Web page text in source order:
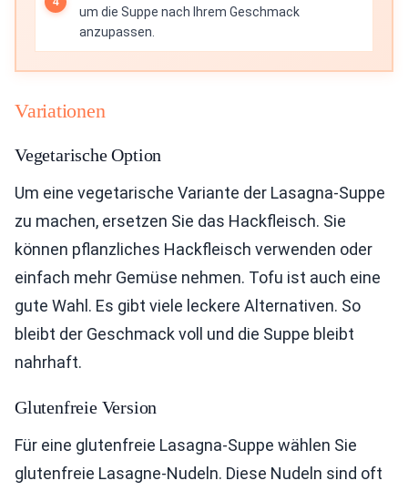
um die Suppe nach Ihrem Geschmack
anzupassen.
Variationen
Vegetarische Option
Um eine vegetarische Variante der Lasagna-Suppe
zu machen, ersetzen Sie das Hackfleisch. Sie
können pflanzliches Hackfleisch verwenden oder
einfach mehr Gemüse nehmen. Tofu ist auch eine
gute Wahl. Es gibt viele leckere Alternativen. So
bleibt der Geschmack voll und die Suppe bleibt
nahrhaft.
Glutenfreie Version
Für eine glutenfreie Lasagna-Suppe wählen Sie
glutenfreie Lasagne-Nudeln. Diese Nudeln sind oft